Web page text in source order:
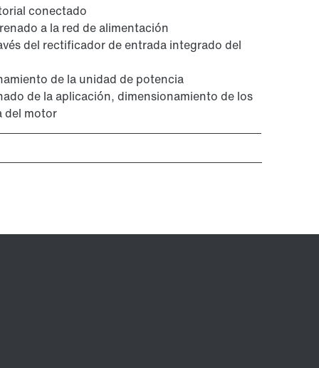
conectado
a la red de alimentación
del rectificador de entrada integrado del
de la unidad de potencia
de la aplicación, dimensionamiento de los
del motor